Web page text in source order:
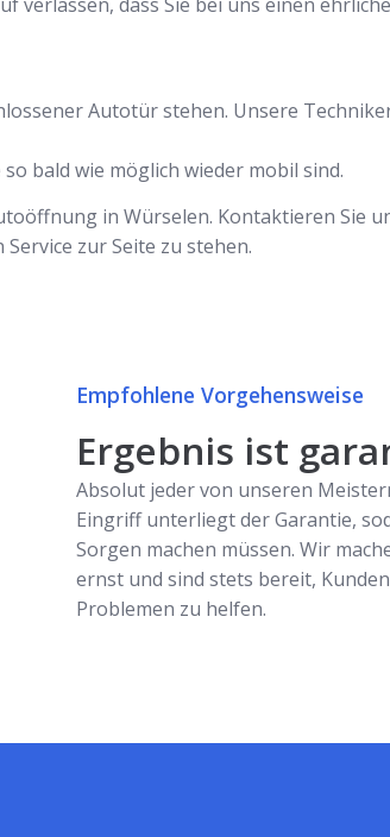
Autotür stehen. Unsere
bald wie möglich wieder mobil sind.
in Würselen. Kontaktieren Sie
zur Seite zu stehen.
Empfohlene Vorgehensweise
Ergebnis ist
Absolut jeder von unseren
Eingriff unterliegt der Garantie,
Sorgen machen müssen. Wir
ernst und sind stets bereit,
Problemen zu helfen.